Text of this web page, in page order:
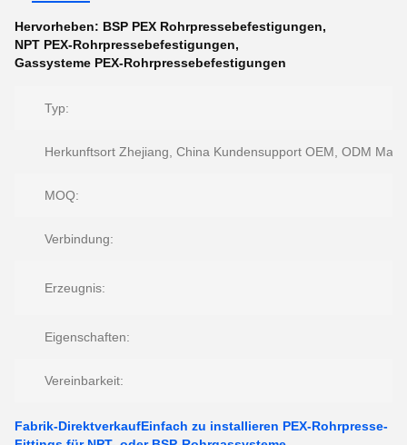
Hervorheben: BSP PEX Rohrpressebefestigungen,
NPT PEX-Rohrpressebefestigungen,
Gassysteme PEX-Rohrpressebefestigungen
Typ:
Herkunftsort Zhejiang, China Kundensupport OEM, ODM
MOQ:
Verbindung:
Erzeugnis:
Eigenschaften:
Vereinbarkeit:
Fabrik-DirektverkaufEinfach zu installieren PEX-Rohrpresse-